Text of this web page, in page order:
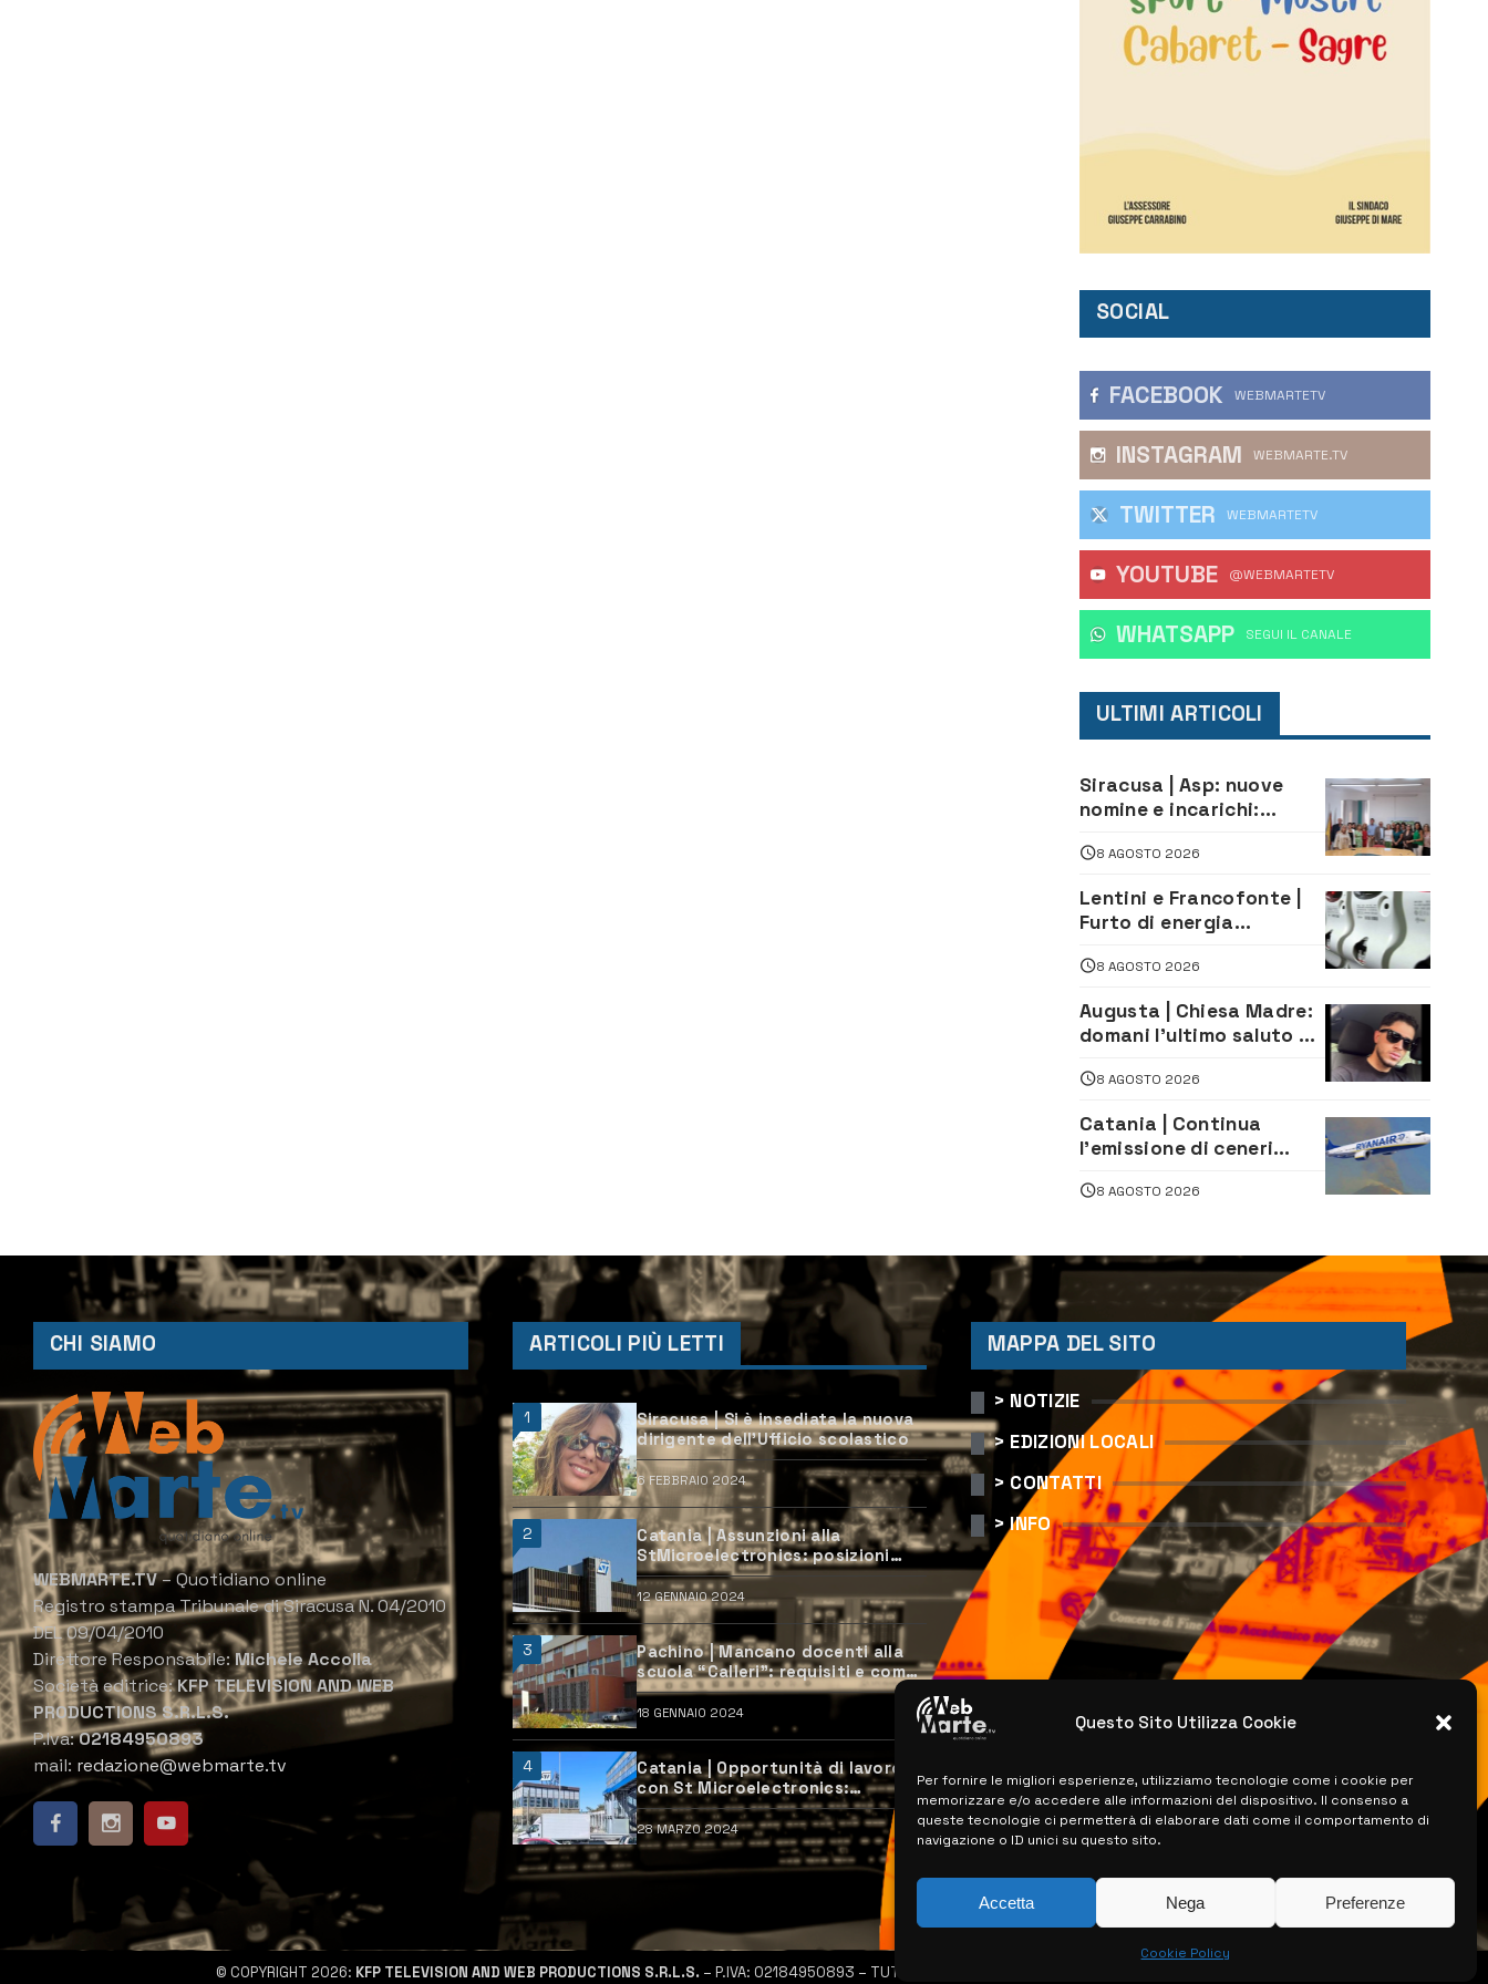
Questo Sito Utilizza Cookie
Per fornire le migliori esperienze, utilizziamo tecnologie come i cookie per
memorizzare e/o accedere alle informazioni del dispositivo. Il consenso a
queste tecnologie ci permetterà di elaborare dati come il comportamento di
navigazione o ID unici su questo sito.
Accetta Nega Preferenze
Cookie Policy
SOCIAL
FACEBOOK WEBMARTETV
INSTAGRAM WEBMARTE.TV
TWITTER WEBMARTETV
YOUTUBE @WEBMARTETV
WHATSAPP ‎SEGUI IL CANALE
ULTIMI ARTICOLI
Siracusa | Asp: nuove
nomine e incarichi:
di Sanità pubblica,
Legale
8 AGOSTO 2026
Lentini e Francofonte |
Furto di energia
persone
8 AGOSTO 2026
Augusta | Chiesa Madre:
domani l’ultimo saluto ad
morto in un incidente
8 AGOSTO 2026
Catania | Continua
l’emissione di ceneri
attività all’aeroporto di
8 AGOSTO 2026
CHI SIAMO
WEBMARTE.TV– Quotidiano online
Registro stampa Tribunale di Siracusa N. 04/2010
DEL 09/04/2010
Direttore Responsabile:Michele Accolla
Società editrice:KFP TELEVISION AND WEB
PRODUCTIONS S.R.L.S.
P.Iva:02184950893
mail: redazione@webmarte.tv
ARTICOLI PIÙ LETTI
1
Siracusa | Si è insediata la nuova
dirigente dell’Ufficio scolastico
6 FEBBRAIO 2024
2
Catania | Assunzioni alla
StMicroelectronics: posizioni
aperte e come candidarsi
12 GENNAIO 2024
3
Pachino | Mancano docenti alla
scuola “Calleri”: requisiti e come
candidarsi
18 GENNAIO 2024
4
Catania | Opportunità di lavoro
con St Microelectronics:
centinaia di assunzioni previste
28 MARZO 2024
MAPPA DEL SITO
> NOTIZIE
> EDIZIONI LOCALI
> CONTATTI
> INFO
© COPYRIGHT 2026: KFP TELEVISION AND WEB PRODUCTIONS S.R.L.S. – P.IVA: 02184950893 – TUTTI I DIRITTI RISERVATI –